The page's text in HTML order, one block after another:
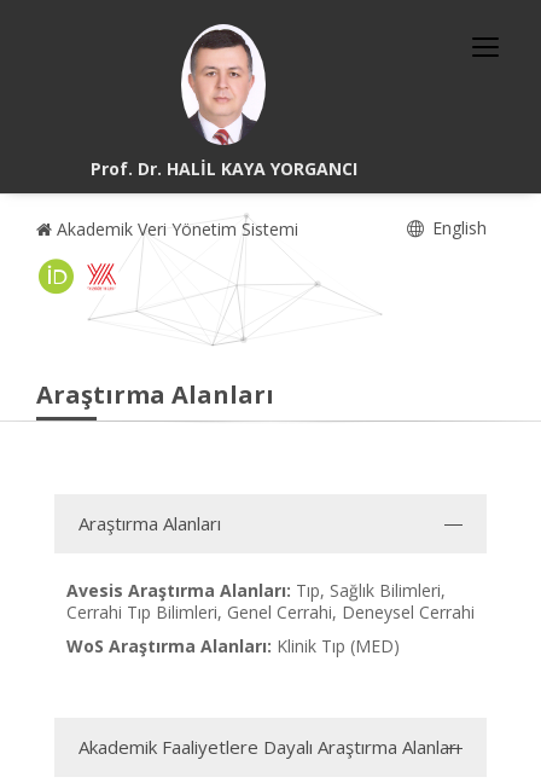
Prof. Dr. HALİL KAYA YORGANCI
Akademik Veri Yönetim Sistemi English
Araştırma Alanları
Araştırma Alanları
Avesis Araştırma Alanları: Tıp, Sağlık Bilimleri,
Cerrahi Tıp Bilimleri, Genel Cerrahi, Deneysel Cerrahi
WoS Araştırma Alanları: Klinik Tıp (MED)
Akademik Faaliyetlere Dayalı Araştırma Alanları